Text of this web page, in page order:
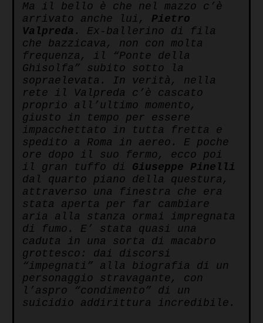
Ma il bello è che nel mazzo c’è
arrivato anche lui, Pietro
Valpreda . Ex-ballerino di fila
che bazzicava, non con molta
frequenza, il “Ponte della
Ghisolfa” subito sotto la
sopraelevata. In verità, nella
rete il Valpreda c’è cascato
proprio all’ultimo momento,
giusto in tempo per essere
impacchettato in tutta fretta e
spedito a Roma in aereo. E poche
ore dopo il suo fermo, ecco poi
il gran tuffo di Giuseppe Pinelli
dal quarto piano della questura,
attraverso una finestra che era
stata aperta per far cambiare
aria alla stanza ormai impregnata
di fumo. E’ stata quasi una
caduta in una sorta di macabro
grottesco: dai discorsi
“impegnati” alla biografia di un
personaggio stravagante, con
l’aspro “condimento” di un
suicidio addirittura incredibile.